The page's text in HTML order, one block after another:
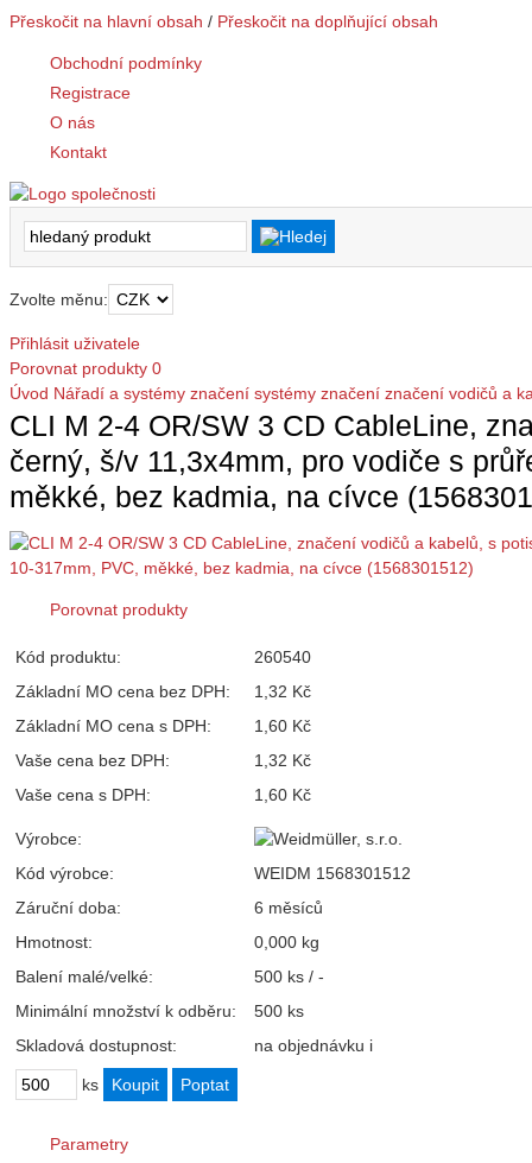
Přeskočit na hlavní obsah / Přeskočit na doplňující obsah
Obchodní podmínky
Registrace
O nás
Kontakt
Zvolte měnu:
Přihlásit uživatele
Porovnat produkty 0
Úvod Nářadí a systémy značení systémy značení značení vodičů a
CLI M 2-4 OR/SW 3 CD CableLine,
černý, š/v 11,3x4mm, pro vodiče s
měkké, bez kadmia, na cívce
Porovnat produkty
Kód produktu:
260540
Základní MO cena bez DPH:
1,32 Kč
Základní MO cena s DPH:
1,60 Kč
Vaše cena bez DPH:
1,32 Kč
Vaše cena s DPH:
1,60 Kč
Výrobce:
Kód výrobce:
WEIDM 1568301512
Záruční doba:
6 měsíců
Hmotnost:
0,000 kg
Balení malé/velké:
500 ks / -
Minimální množství k odběru:
500 ks
Skladová dostupnost:
na objednávku i
ks
Parametry